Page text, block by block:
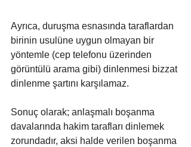
Ayrıca, duruşma esnasında taraflardan
birinin usulüne uygun olmayan bir
yöntemle (cep telefonu üzerinden
görüntülü arama gibi) dinlenmesi bizzat
dinlenme şartını karşılamaz.
Sonuç olarak; anlaşmalı boşanma
davalarında hakim tarafları dinlemek
zorundadır, aksi halde verilen boşanma